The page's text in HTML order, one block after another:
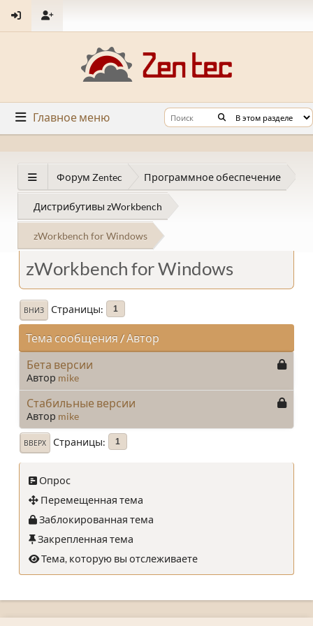
Главное меню
Форум Zentec Программное обеспечение
Дистрибутивы zWorkbench
zWorkbench for Windows
zWorkbench for Windows
ВНИЗ Страницы 1
Тема сообщения / Автор
Бета версии
Автор mike
Стабильные версии
Автор mike
ВВЕРХ Страницы 1
Опрос
Перемещенная тема
Заблокированная тема
Закрепленная тема
Тема, которую вы отслеживаете